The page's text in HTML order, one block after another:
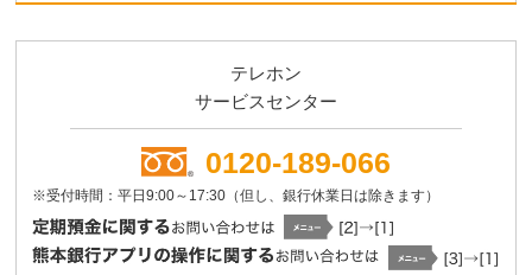
テレホン
サービスセンター
0120-189-066
※受付時間：平日9:00～17:30（但し、銀行休業日は除きます）